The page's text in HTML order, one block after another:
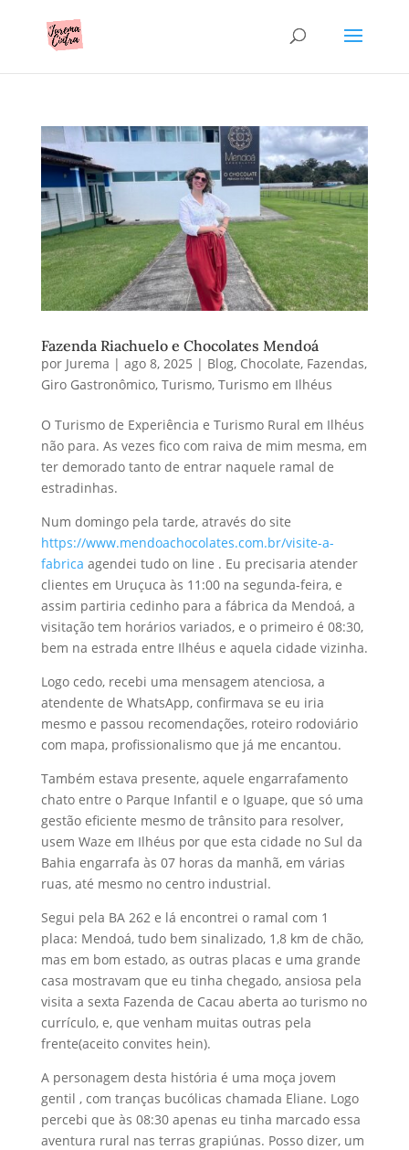
Fazenda Riachuelo e Chocolates Mendoá
por Jurema | ago 8, 2025 | Blog, Chocolate, Fazendas,
Giro Gastronômico, Turismo, Turismo em Ilhéus
O Turismo de Experiência e Turismo Rural em Ilhéus
não para. As vezes fico com raiva de mim mesma, em
ter demorado tanto de entrar naquele ramal de
estradinhas.
Num domingo pela tarde, através do site
https://www.mendoachocolates.com.br/visite-a-
fabrica agendei tudo on line . Eu precisaria atender
clientes em Uruçuca às 11:00 na segunda-feira, e
assim partiria cedinho para a fábrica da Mendoá, a
visitação tem horários variados, e o primeiro é 08:30,
bem na estrada entre Ilhéus e aquela cidade vizinha.
Logo cedo, recebi uma mensagem atenciosa, a
atendente de WhatsApp, confirmava se eu iria
mesmo e passou recomendações, roteiro rodoviário
com mapa, profissionalismo que já me encantou.
Também estava presente, aquele engarrafamento
chato entre o Parque Infantil e o Iguape, que só uma
gestão eficiente mesmo de trânsito para resolver,
usem Waze em Ilhéus por que esta cidade no Sul da
Bahia engarrafa às 07 horas da manhã, em várias
ruas, até mesmo no centro industrial.
Segui pela BA 262 e lá encontrei o ramal com 1
placa: Mendoá, tudo bem sinalizado, 1,8 km de chão,
mas em bom estado, as outras placas e uma grande
casa mostravam que eu tinha chegado, ansiosa pela
visita a sexta Fazenda de Cacau aberta ao turismo no
currículo, e, que venham muitas outras pela
frente(aceito convites hein).
A personagem desta história é uma moça jovem
gentil , com tranças bucólicas chamada Eliane. Logo
percebi que às 08:30 apenas eu tinha marcado essa
aventura rural nas terras grapiúnas. Posso dizer, um